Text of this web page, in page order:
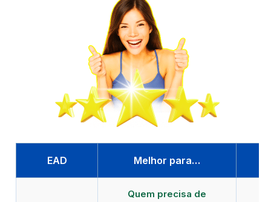
EAD Melhor para…
Quem precisa de